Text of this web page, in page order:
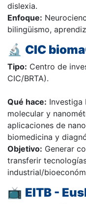
dislexia.
Enfoque:
bilingüismo,
🔬 CIC
Tipo: Centro de
CIC/BRTA).
Qué hace: Investiga
molecular y
aplicaciones de
biomedicina y
Objetivo: Generar
transferir
industrial/
📺 EITB -